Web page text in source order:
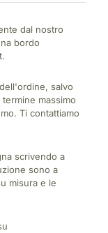
dal nostro
bordo
salvo
massimo
Ti contattiamo
scrivendo a
sono a
misura e le